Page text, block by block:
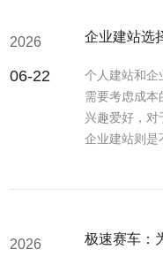
2026
06-22
企业建站选
个人建站和企
需要考虑成
兴趣爱好，
企业建站则是
2026 极速赛车：